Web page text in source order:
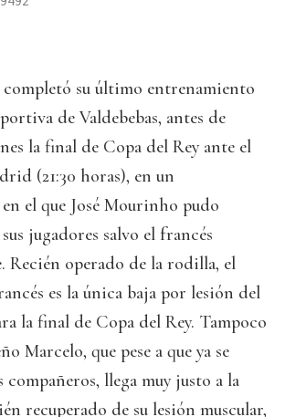
su último entrenamiento
de Valdebebas, antes de
la final de Copa del Rey ante el
(21:30 horas), en un
el que José Mourinho pudo
jugadores salvo el francés
Recién operado de la rodilla, el
es la única baja por lesión del
la final de Copa del Rey. Tampoco
Marcelo, que pese a que ya se
compañeros, llega muy justo a la
recuperado de su lesión muscular,